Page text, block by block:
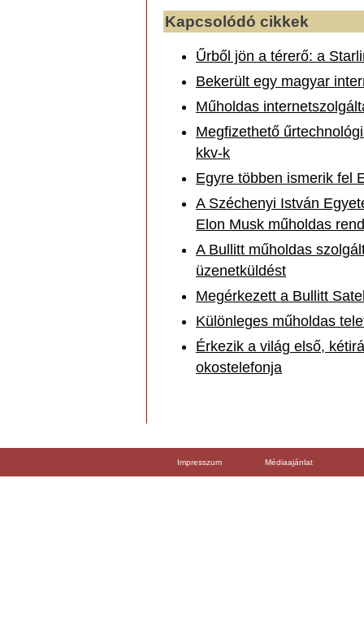
Kapcsolódó cikkek
Űrből jön a térerő: a
Bekerült egy magyar
Műholdas
Megfizethető
kkv-k
Egyre többen ismerik fel
A Széchenyi István
Elon Musk műholdas
A Bullitt műholdas
üzenetküldést
Megérkezett a Bullitt
Különleges műholdas
Érkezik a világ első,
okostelefonja
Impresszum Médiaajánlat